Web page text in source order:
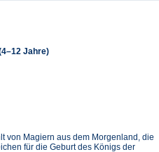
Jahre)
von Magiern aus dem Morgenland, die
für die Geburt des Königs der